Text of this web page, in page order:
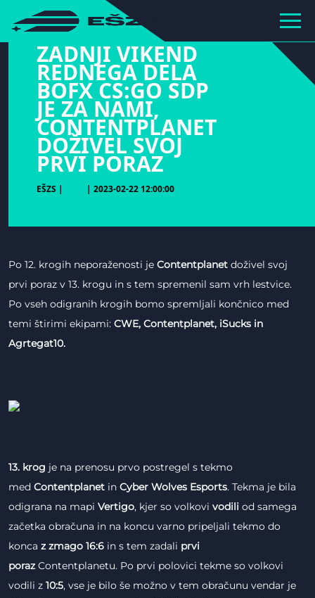
hihiiiiiiiiiii
ZADNJI VIKEND
REDNEGA DELA
BOFX CS:GO SDP
JE ZA NAMI,
CONTENTPLANET
DOŽIVEL SVOJ
PRVI PORAZ
EŠZS | | 2023-02-22 12:00:00
Po 12. krogih neporaženosti je Contentplanet doživel svoj
prvi poraz v 13. krogu in s tem spremenil sam vrh lestvice.
Po vseh odigranih krogih bomo spremljali končnico med
temi štirimi ekipami: CWE, Contentplanet, iSucks in
Agrtegat10.
13. krog je na prenosu prvo postregel s tekmo
med Contentplanet in Cyber Wolves Esports. Tekma je bila
odigrana na mapi Vertigo, kjer so volkovi vodili od samega
začetka obračuna in na koncu varno pripeljali tekmo do
konca z zmago 16:6 in s tem zadali prvi
porazContentplanetu. Po prvi polovici tekme so volkovi
vodili z 10:5, vse je bilo še možno v tem obračunu vendar je